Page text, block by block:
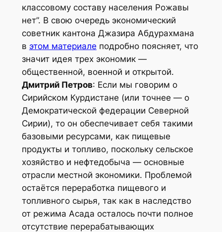
классовому составу населения Рожавы
нет”. В свою очередь экономический
советник кантона Джазира Абдурахмана
в этом материале подробно поясняет, что
значит идея трех экономик —
общественной, военной и открытой.
Дмитрий Петров: Если мы говорим о
Сирийском Курдистане (или точнее — о
Демократической федерации Северной
Сирии), то он обеспечивает себя такими
базовыми ресурсами, как пищевые
продукты и топливо, поскольку сельское
хозяйство и нефтедобыча — основные
отрасли местной экономики. Проблемой
остаётся переработка пищевого и
топливного сырья, так как в наследство
от режима Асада осталось почти полное
отсутствие перерабатывающих